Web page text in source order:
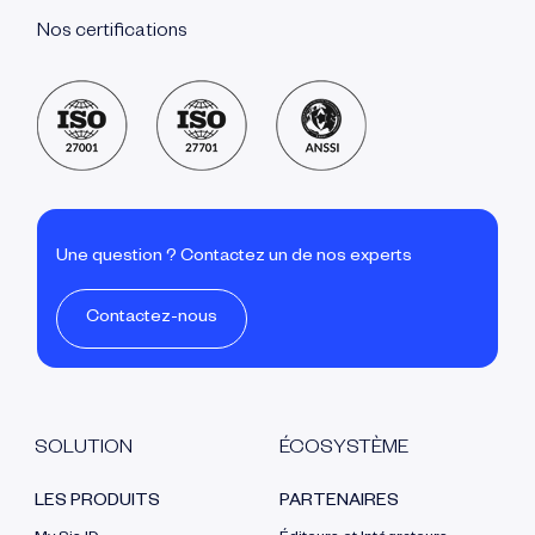
Nos certifications
Une question ? Contactez un de nos experts
Contactez-nous
SOLUTION
LES PRODUITS
ÉCOSYSTÈME
PARTENAIRES